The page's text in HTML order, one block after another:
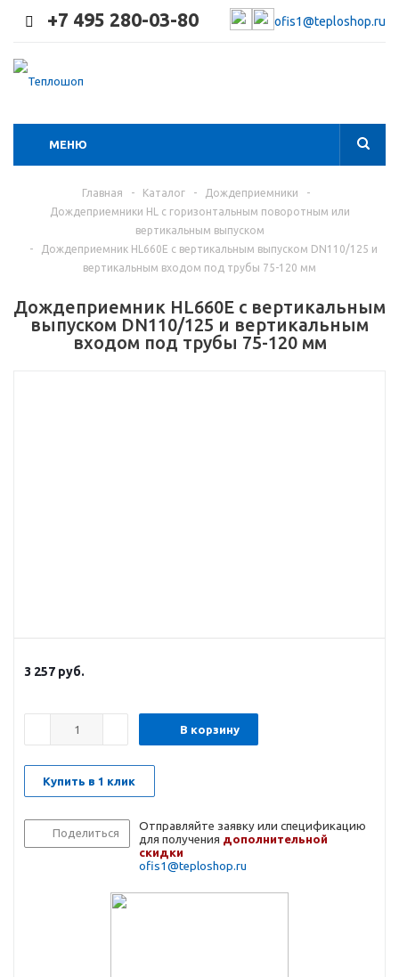
+7 495 280-03-80 ofis1@teploshop.ru
МЕНЮ
Главная - Каталог - Дождеприемники
-
Дождеприемники HL с горизонтальным поворотным или
вертикальным выпуском
-
Дождеприемник HL660E с вертикальным выпуском DN110/125 и
вертикальным входом под трубы 75-120 мм
Дождеприемник HL660E с вертикальным
выпуском DN110/125 и вертикальным
входом под трубы 75-120 мм
3 257 руб.
В корзину
Купить в 1 клик
Поделиться
Отправляйте заявку или спецификацию
для получения дополнительной
скидки
ofis1@teploshop.ru